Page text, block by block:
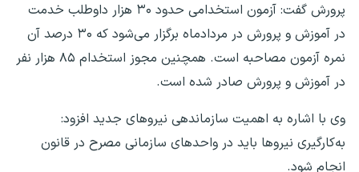
پرورش گفت: آزمون استخدامی حدود ۳۰ هزار داوطلب خدمت
در آموزش و پرورش در مردادماه برگزار می‌شود که ۳۰ درصد آن
نمره آزمون مصاحبه است. همچنین مجوز استخدام ۸۵ هزار نفر
در آموزش و پرورش صادر شده است.
‎وی با اشاره به اهمیت سازماندهی نیرو‌های جدید افزود:
به‌کارگیری نیرو‌ها باید در واحد‌های سازمانی مصرح در قانون
انجام شود.